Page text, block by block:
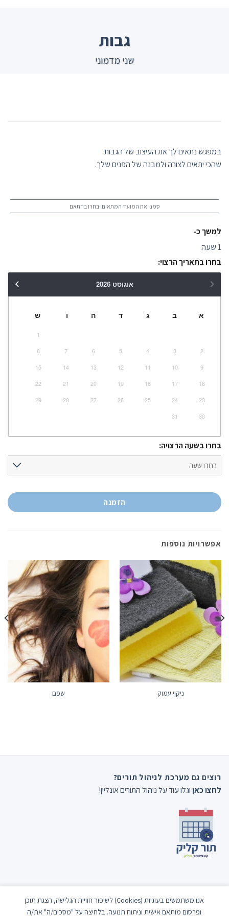
גבות
שני מדמוני
במפגש נתאים לך את העיצוב של הגבות
שהכי יתאים לצורה ולמבנה של הפנים שלך.
סמנו את המועד המתאים: בחרו בהתאם
למשך כ-
1 שעה
בחרו בתאריך הרצוי:
אוגוסט 2026
א ב ג ד ה ו ש
1
2
3
4
5
6
7
8
9
10
11
12
13
14
15
16
17
18
19
20
21
22
23
24
25
26
27
28
29
30
31
בחרו בשעה הרצויה:
הזמנה
אפשרויות נוספות
ניקוי עמוק שפם
רוצים גם מערכת לניהול תורים?
לחצו כאןוגלו עוד על ניהול התורים אונליין!
אנו משתמשים בעוגיות (Cookies) לשיפור חוויית הגלישה, הצגת תוכן
ופרסום מותאם אישית וניתוח תנועה. בלחיצה על "מסכים/ה" את/ה